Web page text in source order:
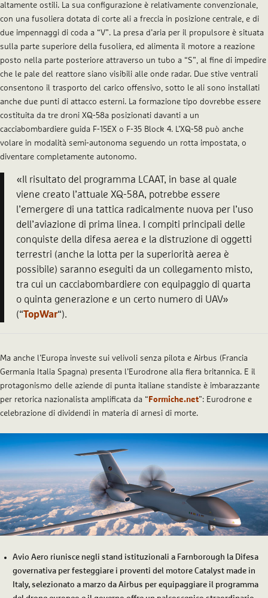
altamente ostili. La sua configurazione è relativamente convenzionale,
con una fusoliera dotata di corte ali a freccia in posizione centrale, e di
due impennaggi di coda a “V”. La presa d’aria per il propulsore è situata
sulla parte superiore della fusoliera, ed alimenta il motore a reazione
posto nella parte posteriore attraverso un tubo a “S”, al fine di impedire
che le pale del reattore siano visibili alle onde radar. Due stive ventrali
consentono il trasporto del carico offensivo, sotto le ali sono installati
anche due punti di attacco esterni. La formazione tipo dovrebbe essere
costituita da tre droni XQ-58a posizionati davanti a un
cacciabombardiere guida F-15EX o F-35 Block 4. L’XQ-58 può anche
volare in modalità semi-autonoma seguendo un rotta impostata, o
diventare completamente autonomo.
«Il risultato del programma LCAAT, in base al quale
viene creato l’attuale XQ-58A, potrebbe essere
l’emergere di una tattica radicalmente nuova per l’uso
dell’aviazione di prima linea. I compiti principali delle
conquiste della difesa aerea e la distruzione di oggetti
terrestri (anche la lotta per la superiorità aerea è
possibile) saranno eseguiti da un collegamento misto,
tra cui un cacciabombardiere con equipaggio di quarta
o quinta generazione e un certo numero di UAV»
(“TopWar“).
Ma anche l’Europa investe sui velivoli senza pilota e Airbus (Francia
Germania Italia Spagna) presenta l’Eurodrone alla fiera britannica. E il
protagonismo delle aziende di punta italiane standiste è imbarazzante
per retorica nazionalista amplificata da “ Formiche.net”: Eurodrone e
celebrazione di dividendi in materia di arnesi di morte.
Avio Aero riunisce negli stand istituzionali a Farnborough la Difesa
governativa per festeggiare i proventi del motore Catalyst made in
Italy, selezionato a marzo da Airbus per equipaggiare il programma